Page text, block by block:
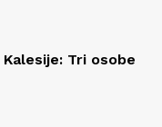
Tri osobe